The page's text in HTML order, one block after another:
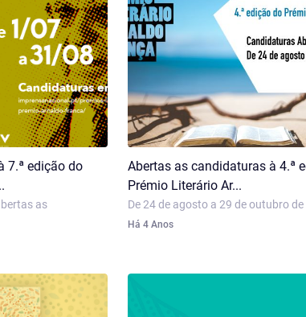
7.ª edição do
as
Abertas as candidaturas à 4.ª
Prémio Literário Ar...
De 24 de agosto a 29 de outubro de
Há 4 Anos